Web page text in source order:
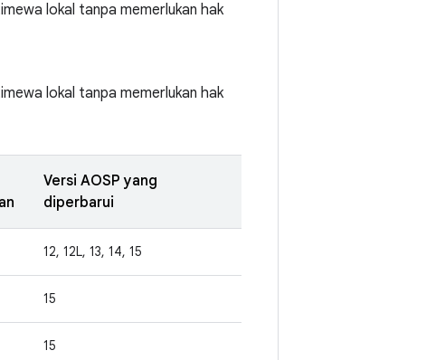
lokal tanpa memerlukan hak
lokal tanpa memerlukan hak
Versi AOSP yang
diperbarui
12, 12L, 13, 14, 15
15
15